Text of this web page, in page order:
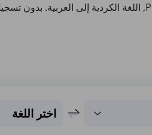
اختر اللغة